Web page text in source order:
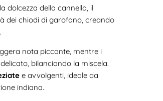
dolcezza della cannella, il
dei chiodi di garofano, creando
nota piccante, mentre i
bilanciando la miscela.
e avvolgenti, ideale da
indiana.